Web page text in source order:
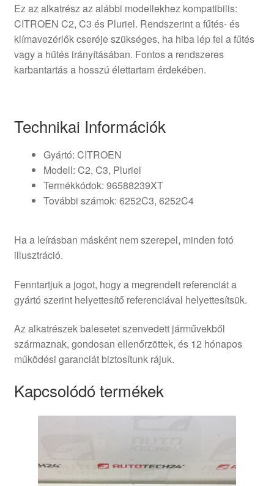
Ez az alkatrész az alábbi modellekhez kompatibilis:
CITROEN C2, C3 és Pluriel. Rendszerint a fűtés- és
klímavezérlők cseréje szükséges, ha hiba lép fel a fűtés
vagy a hűtés irányításában. Fontos a rendszeres
karbantartás a hosszú élettartam érdekében.
Technikai Információk
Gyártó: CITROEN
Modell: C2, C3, Pluriel
Termékkódok: 96588239XT
További számok: 6252C3, 6252C4
Ha a leírásban másként nem szerepel, minden fotó
illusztráció.
Fenntartjuk a jogot, hogy a megrendelt referenciát a
gyártó szerint helyettesítő referenciával helyettesítsük.
Az alkatrészek balesetet szenvedett járművekből
származnak, gondosan ellenőrzöttek, és 12 hónapos
működési garanciát biztosítunk rájuk.
Kapcsolódó termékek